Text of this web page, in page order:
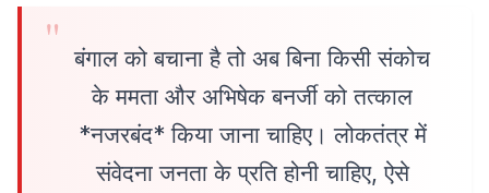
बंगाल को बचाना है तो अब बिना किसी संकोच
के ममता और अभिषेक बनर्जी को तत्काल
*नजरबंद* किया जाना चाहिए। लोकतंत्र में
संवेदना जनता के प्रति होनी चाहिए, ऐसे